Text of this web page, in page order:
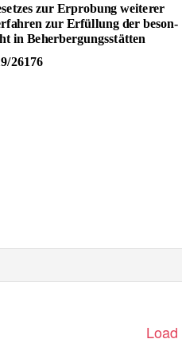
zur Erprobung weiterer
zur Erfüllung der beson-
in Beherbergungsstätten
26176